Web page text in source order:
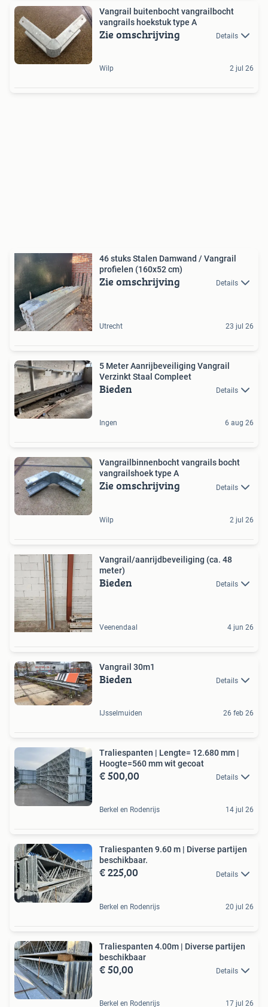
Vangrail buitenbocht vangrailbocht
vangrails hoekstuk type A
Zie omschrijving Details
Wilp 2 jul 26
46 stuks Stalen Damwand / Vangrail
profielen (160x52 cm)
Zie omschrijving Details
Utrecht 23 jul 26
5 Meter Aanrijbeveiliging Vangrail
Verzinkt Staal Compleet
Bieden Details
Ingen 6 aug 26
Vangrailbinnenbocht vangrails bocht
vangrailshoek type A
Zie omschrijving Details
Wilp 2 jul 26
Vangrail/aanrijdbeveiliging (ca. 48
meter)
Bieden Details
Veenendaal 4 jun 26
Vangrail 30m1
Bieden Details
IJsselmuiden 26 feb 26
Traliespanten | Lengte= 12.680 mm |
Hoogte=560 mm wit gecoat
€ 500,00 Details
Berkel en Rodenrijs 14 jul 26
Traliespanten 9.60 m | Diverse partijen
beschikbaar.
€ 225,00 Details
Berkel en Rodenrijs 20 jul 26
Traliespanten 4.00m | Diverse partijen
beschikbaar
€ 50,00 Details
Berkel en Rodenrijs 17 jul 26